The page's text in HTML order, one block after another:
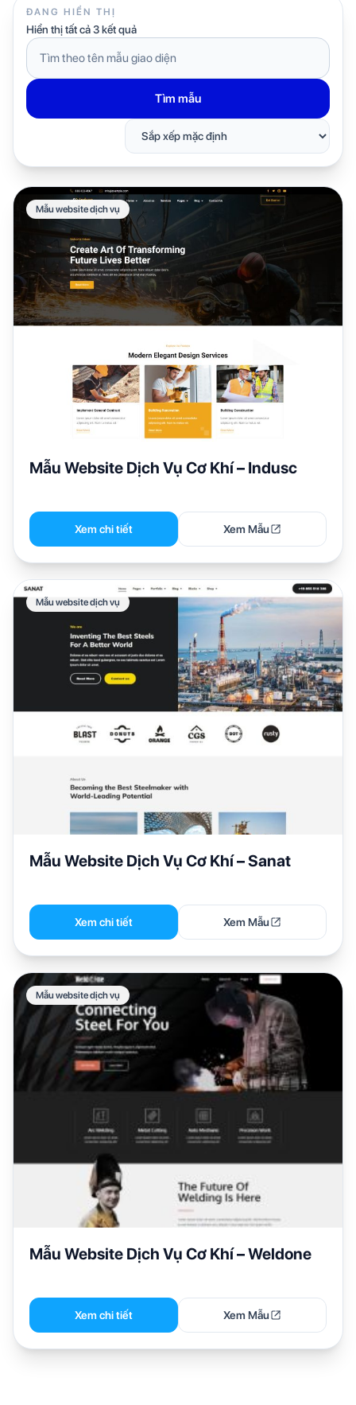
ĐANG HIỂN THỊ
Hiển thị tất cả 3 kết quả
Tìm
kiếm
mẫu
giao
diện
Tìm mẫu
Mẫu website dịch vụ
Mẫu Website Dịch Vụ Cơ Khí – Indusc
Xem chi tiết Xem Mẫu
Mẫu website dịch vụ
Mẫu Website Dịch Vụ Cơ Khí – Sanat
Xem chi tiết Xem Mẫu
Mẫu website dịch vụ
Mẫu Website Dịch Vụ Cơ Khí – Weldone
Xem chi tiết Xem Mẫu